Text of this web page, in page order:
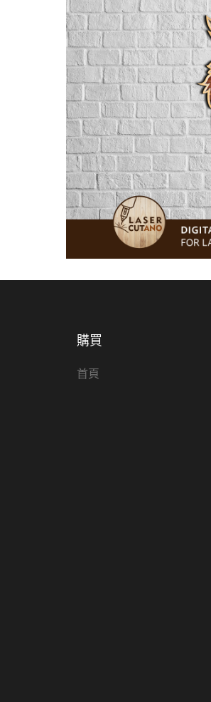
購買
首頁